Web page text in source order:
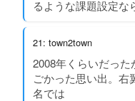
るような課題設定な
21: town2town
2008年くらいだっ
ごかった思い出。右
名では